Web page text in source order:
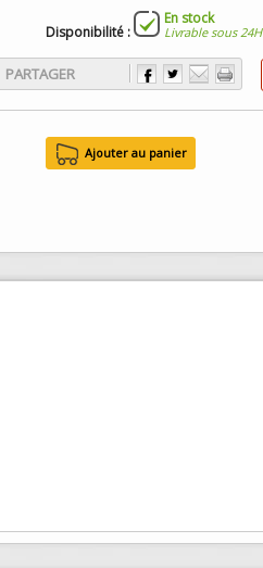
Disponibilité :
En stock
Livrable sous 24H
PARTAGER